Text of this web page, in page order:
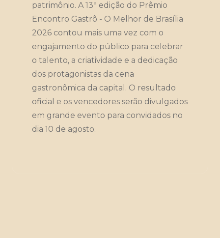
patrimônio. A 13ª edição do Prêmio
Encontro Gastrô - O Melhor de Brasília
2026 contou mais uma vez com o
engajamento do público para celebrar
o talento, a criatividade e a dedicação
dos protagonistas da cena
gastronômica da capital. O resultado
oficial e os vencedores serão divulgados
em grande evento para convidados no
dia 10 de agosto.